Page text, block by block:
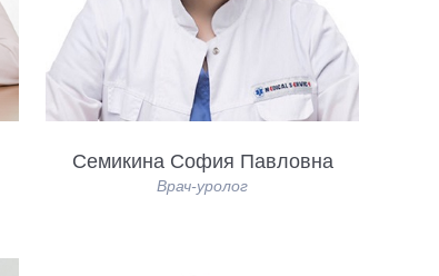
Семикина София Павловна
Врач-уролог